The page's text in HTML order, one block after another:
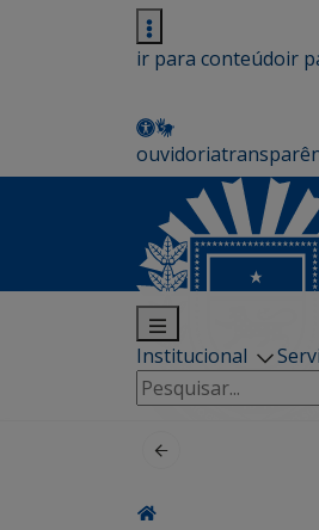
ir para conteúdoir
ouvidoria
Institucional
Pesquisar
por: